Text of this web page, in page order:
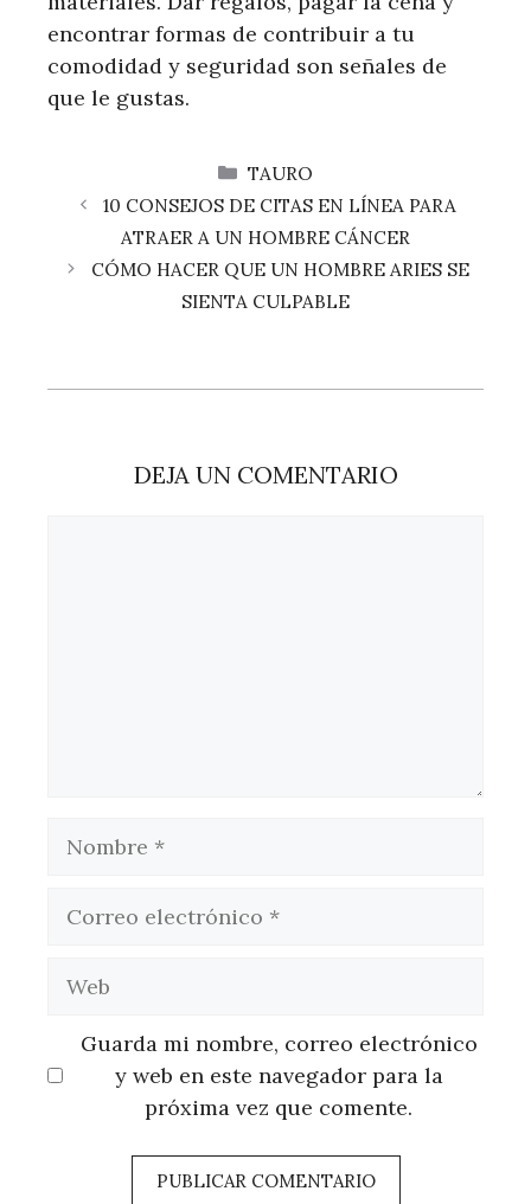
encontrar formas de contribuir a tu
comodidad y seguridad son señales de
que le gustas.
CATEGORÍAS
TAURO
10 CONSEJOS DE CITAS EN LÍNEA PARA
ATRAER A UN HOMBRE CÁNCER
CÓMO HACER QUE UN HOMBRE ARIES SE
SIENTA CULPABLE
DEJA UN COMENTARIO
Guarda mi nombre, correo electrónico
y web en este navegador para la
próxima vez que comente.